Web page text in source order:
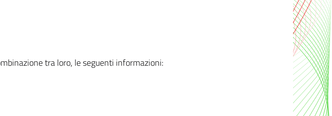
tra loro, le seguenti informazioni: